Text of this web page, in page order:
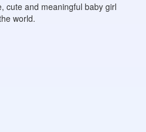
cute and meaningful baby girl
world.